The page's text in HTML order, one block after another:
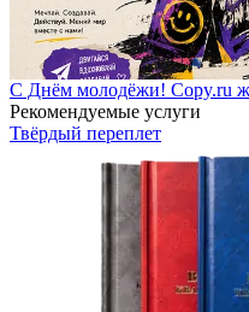
С Днём молодёжи! Copy.ru
Рекомендуемые услуги
Твёрдый переплет